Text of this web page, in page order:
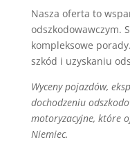
Nasza oferta to
odszkodowawczym.
kompleksowe
szkód i uzyskaniu
Wyceny pojazdów,
dochodzeniu
motoryzacyjne, które
Niemiec.